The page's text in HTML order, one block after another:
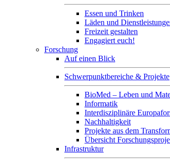
Essen und Trinken
Läden und
Freizeit gestalten
Engagiert euch!
Forschung
Auf einen Blick
Schwerpunktbereiche & Projekte
BioMed – Leben und
Informatik
Interdisziplinäre
Nachhaltigkeit
Projekte aus dem
Übersicht
Infrastruktur